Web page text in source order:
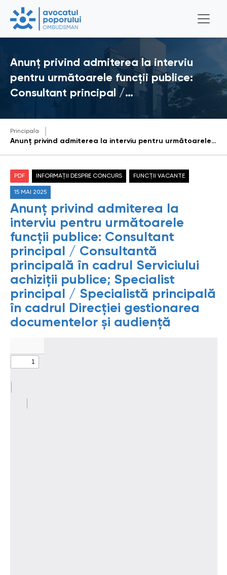
Anunț privind admiterea la interviu
pentru următoarele funcții publice:
Consultant principal /…
Principala
Anunț privind admiterea la interviu pentru următoarele funcții publice: Consultant principal / Consultantă principală în cadrul Serviciului achiziții publice; Specialist principal / Specialistă principală în cadrul Direcției gestionarea documentelor și audiență
PDF INFORMAȚII DESPRE CONCURS FUNCȚII VACANTE
15 MAI 2025
Anunț privind admiterea la
interviu pentru următoarele
funcții publice: Consultant
principal / Consultantă
principală în cadrul Serviciului
achiziții publice; Specialist
principal / Specialistă principală
în cadrul Direcției gestionarea
documentelor și audiență